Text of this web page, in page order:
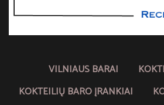
VILNIAUS BARAI
KOKTEILIŲ BARO ĮRANKIAI